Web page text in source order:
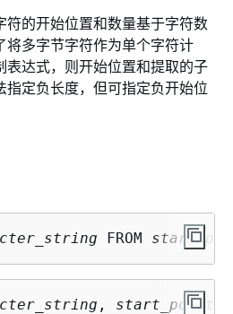
符的开始位置和数量基于字符数
将多字节字符作为单个字符计
表达式，则开始位置和提取的子
指定负长度，但可指定负开始位
FROM
,